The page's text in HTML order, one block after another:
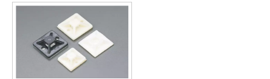
Kawat Elektrik